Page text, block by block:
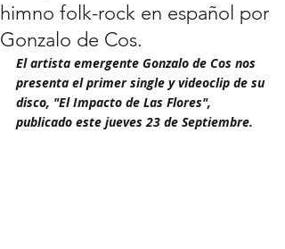
himno folk-rock en español por
Gonzalo de Cos.
El artista emergente Gonzalo de Cos nos
presenta el primer single y videoclip de su
disco, "El Impacto de Las Flores",
publicado este jueves 23 de Septiembre.